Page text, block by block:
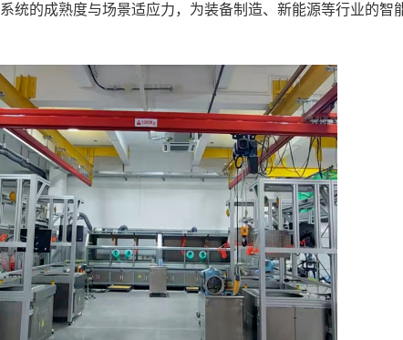
统的成熟度与场景适应力，为装备制造、新能源等行业的智